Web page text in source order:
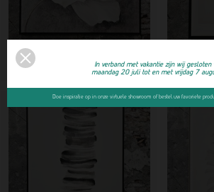
Gaia Flower White 100x100cm
In verband met vakantie zijn wij gesloten
maandag 20 juli tot en met vrijdag 7
Doe inspiratie op in onze virtuele showroom of bestel uw favoriete